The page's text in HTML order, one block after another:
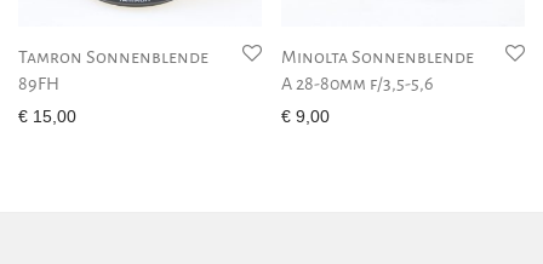
Tamron Sonnenblende
89FH
€ 15,00
Minolta Sonnenblende
A 28-80mm f/3,5-5,6
€ 9,00